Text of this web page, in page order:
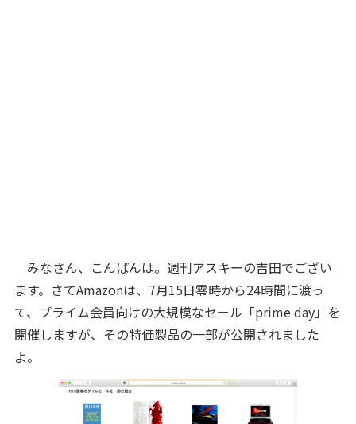
みなさん、こんばんは。週刊アスキーの吉田でござい
ます。さてAmazonは、7月15日零時から24時間に渡っ
て、プライム会員向けの大規模なセール「prime day」を
開催しますが、その特価製品の一部が公開されました
よ。